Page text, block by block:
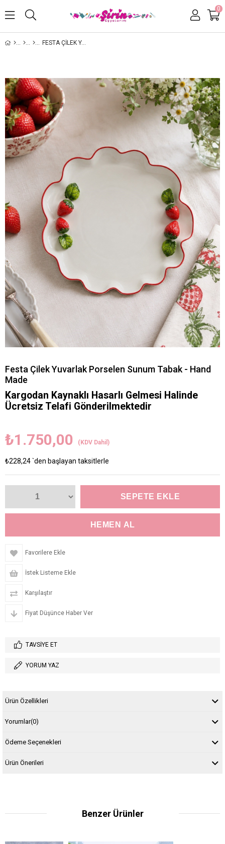
0
FESTA ÇILEK YUVARLAK PORSELEN SUNUM TABAK - HAND MADE
Festa Çilek Yuvarlak Porselen Sunum Tabak - Hand
Made
Kargodan Kaynaklı Hasarlı Gelmesi Halinde
Ücretsiz Telafi Gönderilmektedir
₺1.750,00 (KDV Dahil)
₺228,24`den başlayan taksitlerle
Favorilere Ekle
İstek Listeme Ekle
Karşılaştır
Fiyat Düşünce Haber Ver
TAVSIYE ET
YORUM YAZ
Ürün Özellikleri
Yorumlar(0)
Ödeme Seçenekleri
Ürün Önerileri
Benzer Ürünler